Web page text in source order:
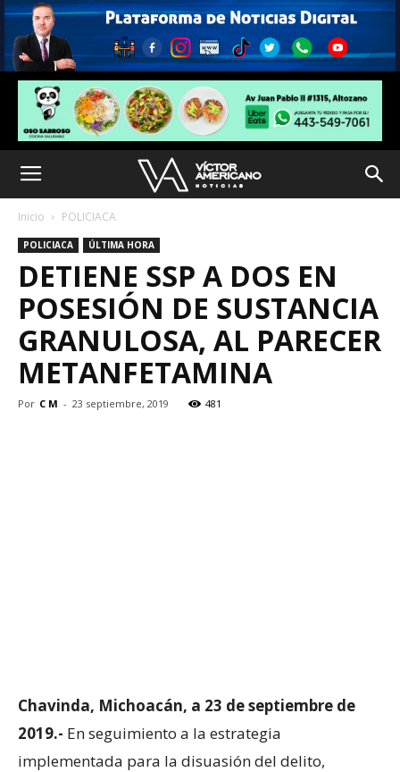
Inicio POLICIACA
POLICIACA ÚLTIMA HORA
DETIENE SSP A DOS EN
POSESIÓN DE SUSTANCIA
GRANULOSA, AL PARECER
METANFETAMINA
Por C M - 23 septiembre, 2019 481
Chavinda, Michoacán, a 23 de septiembre de
2019.- En seguimiento a la estrategia
implementada para la disuasión del delito,